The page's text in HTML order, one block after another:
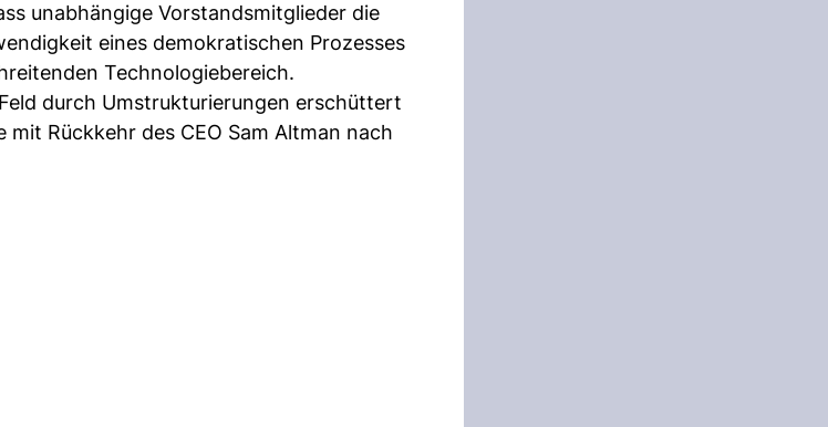
unabhängige Vorstandsmitglieder die
eines demokratischen Prozesses
Technologiebereich.
durch Umstrukturierungen erschüttert
Rückkehr des CEO Sam Altman nach